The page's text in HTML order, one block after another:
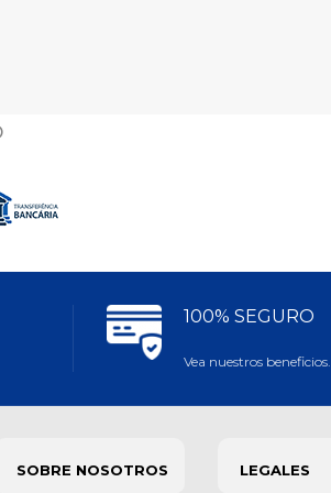
100% SEGURO
Vea nuestros beneficios.
SOBRE NOSOTROS LEGALES